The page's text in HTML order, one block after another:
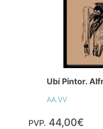
Ubí Pintor.
AA.VV
PVP. 44,00€